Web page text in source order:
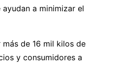
a minimizar el
de 16 mil kilos de
y consumidores a